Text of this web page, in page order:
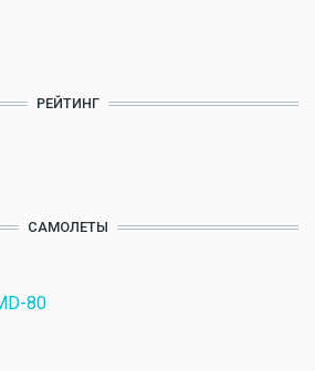
РЕЙТИНГ
САМОЛЕТЫ
80